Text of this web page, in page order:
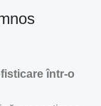
într-o